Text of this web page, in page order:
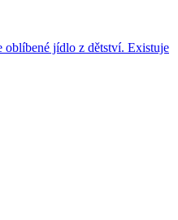
oblíbené jídlo z dětství. Existuje